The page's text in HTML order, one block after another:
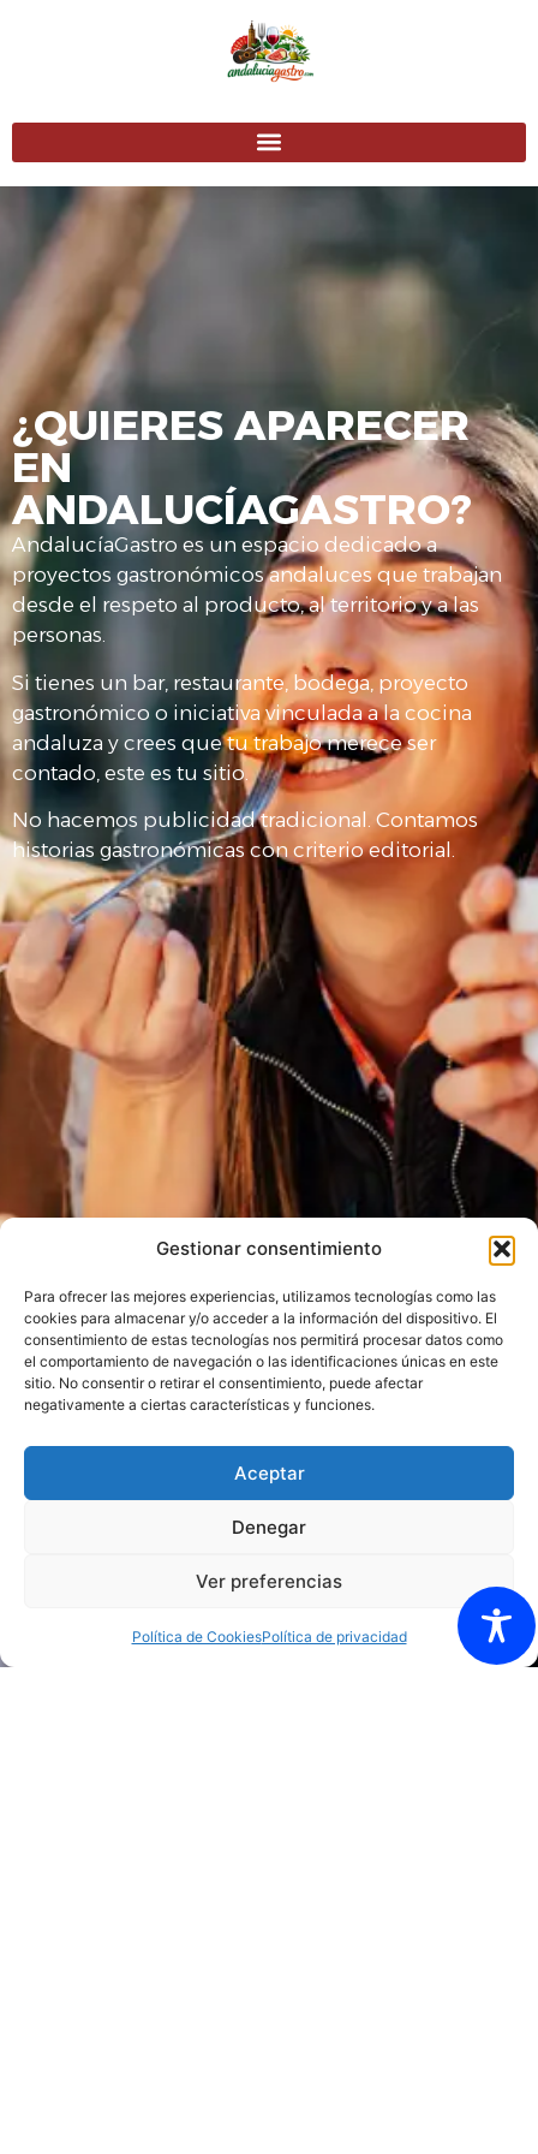
Gestionar consentimiento
Para ofrecer las mejores experiencias, utilizamos tecnologías como las
cookies para almacenar y/o acceder a la información del dispositivo. El
consentimiento de estas tecnologías nos permitirá procesar datos como
el comportamiento de navegación o las identificaciones únicas en este
sitio. No consentir o retirar el consentimiento, puede afectar
negativamente a ciertas características y funciones.
Aceptar
Denegar
Ver preferencias
Política de CookiesPolítica de privacidad
¿QUIERES APARECER
EN
ANDALUCÍAGASTRO?
AndalucíaGastro es un espacio dedicado a
proyectos gastronómicos andaluces que trabajan
desde el respeto al producto, al territorio y a las
personas.
Si tienes un bar, restaurante, bodega, proyecto
gastronómico o iniciativa vinculada a la cocina
andaluza y crees que tu trabajo merece ser
contado, este es tu sitio.
No hacemos publicidad tradicional. Contamos
historias gastronómicas con criterio editorial.